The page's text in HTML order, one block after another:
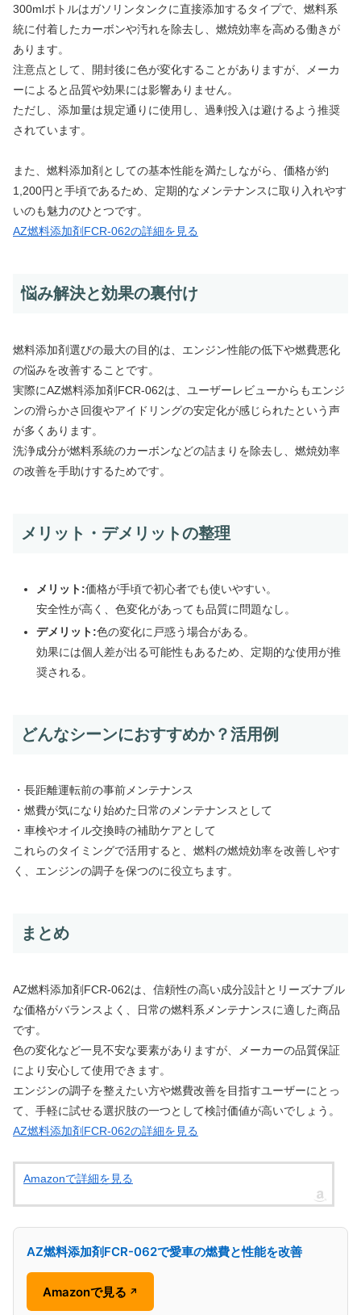
300mlボトルはガソリンタンクに直接添加するタイプで、燃料系
統に付着したカーボンや汚れを除去し、燃焼効率を高める働きが
あります。
注意点として、開封後に色が変化することがありますが、メーカ
ーによると品質や効果には影響ありません。
ただし、添加量は規定通りに使用し、過剰投入は避けるよう推奨
されています。
また、燃料添加剤としての基本性能を満たしながら、価格が約
1,200円と手頃であるため、定期的なメンテナンスに取り入れやす
いのも魅力のひとつです。
AZ燃料添加剤FCR-062の詳細を見る
悩み解決と効果の裏付け
燃料添加剤選びの最大の目的は、エンジン性能の低下や燃費悪化
の悩みを改善することです。
実際にAZ燃料添加剤FCR-062は、ユーザーレビューからもエンジ
ンの滑らかさ回復やアイドリングの安定化が感じられた という声
が多くあります。
洗浄成分が燃料系統のカーボンなどの詰まりを除去し、燃焼効率
の改善を手助けするためです。
メリット・デメリットの整理
メリット:価格が手頃で初心者でも使いやすい。
安全性が高く、色変化があっても品質に問題なし。
デメリット:色の変化に戸惑う場合がある。
効果には個人差が出る可能性もあるため、定期的な使用が推
奨される。
どんなシーンにおすすめか？活用例
・長距離運転前の事前メンテナンス
・燃費が気になり始めた日常のメンテナンスとして
・車検やオイル交換時の補助ケアとして
これらのタイミングで活用すると、燃料の燃焼効率を改善しやす
く、エンジンの調子を保つのに役立ちます。
まとめ
AZ燃料添加剤FCR-062は、信頼性の高い成分設計とリーズナブル
な価格がバランスよく、日常の燃料系メンテナンスに適した商品
です。
色の変化など一見不安な要素がありますが、メーカーの品質保証
により安心して使用できます。
エンジンの調子を整えたい方や燃費改善を目指すユーザーにとっ
て、手軽に試せる選択肢の一つとして検討価値が高いでしょう。
AZ燃料添加剤FCR-062の詳細を見る
Amazonで詳細を見る
AZ燃料添加剤FCR-062で愛車の燃費と性能を改善
Amazonで見る ↗